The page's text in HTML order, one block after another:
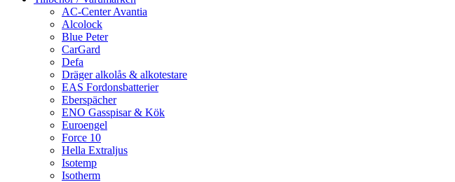
AC-Center Avantia
Alcolock
Blue Peter
CarGard
Defa
Dräger alkolås & alkotestare
EAS Fordonsbatterier
Eberspächer
ENO Gasspisar & Kök
Euroengel
Force 10
Hella Extraljus
Isotemp
Isotherm